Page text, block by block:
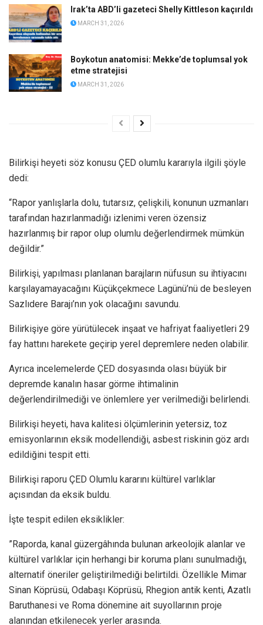
Irak’ta ABD’li gazeteci Shelly Kittleson kaçırıldı
MARCH 31, 2026
Boykotun anatomisi: Mekke’de toplumsal yok
etme stratejisi
MARCH 31, 2026
Bilirkişi heyeti söz konusu ÇED olumlu kararıyla ilgili şöyle
dedi:
“Rapor yanlışlarla dolu, tutarsız, çelişkili, konunun uzmanları
tarafından hazırlanmadığı izlenimi veren özensiz
hazırlanmış bir rapor olup olumlu değerlendirmek mümkün
değildir.”
Bilirkişi, yapılması planlanan barajların nüfusun su ihtiyacını
karşılayamayacağını Küçükçekmece Lagünü’nü de besleyen
Sazlıdere Barajı’nın yok olacağını savundu.
Bilirkişiye göre yürütülecek inşaat ve hafriyat faaliyetleri 29
fay hattını harekete geçirip yerel depremlere neden olabilir.
Ayrıca incelemelerde ÇED dosyasında olası büyük bir
depremde kanalın hasar görme ihtimalinin
değerlendirilmediği ve önlemlere yer verilmediği belirlendi.
Bilirkişi heyeti, hava kalitesi ölçümlerinin yetersiz, toz
emisyonlarının eksik modellendiği, asbest riskinin göz ardı
edildiğini tespit etti.
Bilirkişi raporu ÇED Olumlu kararını kültürel varlıklar
açısından da eksik buldu.
İşte tespit edilen eksiklikler:
”Raporda, kanal güzergâhında bulunan arkeolojik alanlar ve
kültürel varlıklar için herhangi bir koruma planı sunulmadığı,
alternatif öneriler geliştirilmediği belirtildi. Özellikle Mimar
Sinan Köprüsü, Odabaşı Köprüsü, Rhegion antik kenti, Azatlı
Baruthanesi ve Roma dönemine ait suyollarının proje
alanından etkilenecek yerler arasında.